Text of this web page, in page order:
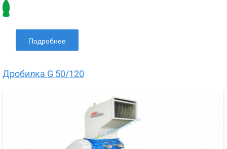
Подробнее
Дробилка G 50/120